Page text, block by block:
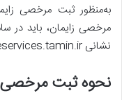
به‌منظور ثبت مرخصی
مرخصی زایمان، باید در
نشانی eservices.tamin.ir بارگذاری شوند.
نحوه ثبت مرخصی